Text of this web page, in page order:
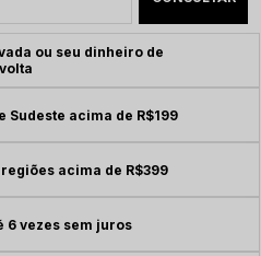
ou seu dinheiro de
volta
Sudeste acima de R$199
acima de R$399
6 vezes sem juros